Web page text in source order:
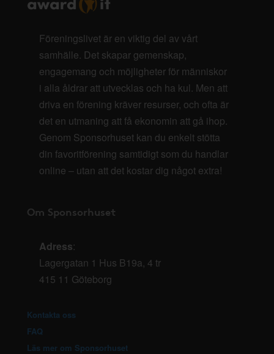
Föreningslivet är en viktig del av vårt
samhälle. Det skapar gemenskap,
engagemang och möjligheter för människor
i alla åldrar att utvecklas och ha kul. Men att
driva en förening kräver resurser, och ofta är
det en utmaning att få ekonomin att gå ihop.
Genom Sponsorhuset kan du enkelt stötta
din favoritförening samtidigt som du handlar
online – utan att det kostar dig något extra!
Om Sponsorhuset
Adress:
Lagergatan 1 Hus B19a, 4 tr
415 11 Göteborg
Kontakta oss
FAQ
Läs mer om Sponsorhuset